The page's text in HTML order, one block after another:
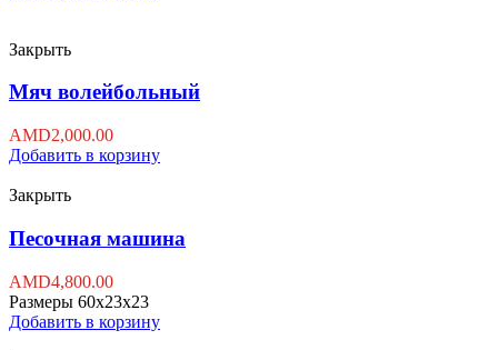
Закрыть
Мяч волейбольный
AMD2,000.00
Добавить в корзину
Закрыть
Песочная машина
AMD4,800.00
Размеры 60x23x23
Добавить в корзину